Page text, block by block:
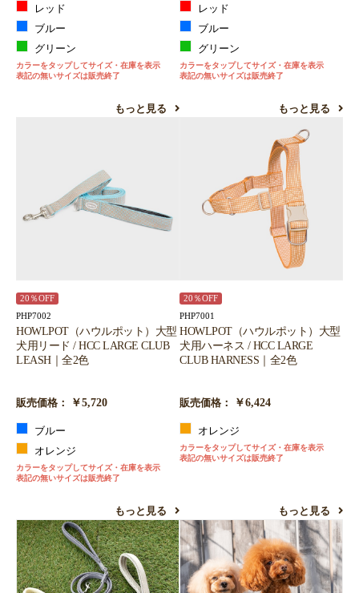
レッド
ブルー
グリーン
カラーをタップしてサイズ・在庫を表示
表記の無いサイズは販売終了
もっと見る
レッド
ブルー
グリーン
カラーをタップしてサイズ・在庫を表示
表記の無いサイズは販売終了
もっと見る
20％OFF
PHP7002
HOWLPOT（ハウルポット）大型
犬用リード / HCC LARGE CLUB
LEASH｜全2色
販売価格： ￥5,720
ブルー
オレンジ
カラーをタップしてサイズ・在庫を表示
表記の無いサイズは販売終了
もっと見る
20％OFF
PHP7001
HOWLPOT（ハウルポット）大型
犬用ハーネス / HCC LARGE
CLUB HARNESS｜全2色
販売価格： ￥6,424
オレンジ
カラーをタップしてサイズ・在庫を表示
表記の無いサイズは販売終了
もっと見る